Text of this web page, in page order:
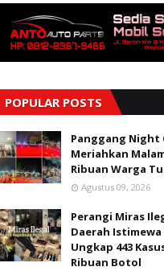
POPULAR POSTS
Panggang Night
Meriahkan
Ribuan Warga
Agustus 09, 2026
Perangi Miras
Daerah
Ungkap 443
Ribuan Botol